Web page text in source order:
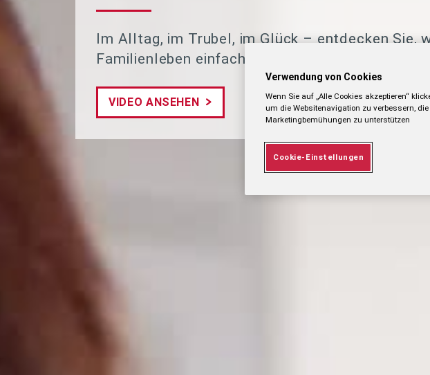
Im Alltag, im Trubel, im Glück – entdecken Sie,
Familienleben einfacher macht.
VIDEO ANSEHEN
Verwendung von Cookies
Wenn Sie auf „Alle Cookies akzeptieren“
um die Websitenavigation zu verbessern,
Marketingbemühungen zu unterstützen
Cookie-Einstellungen